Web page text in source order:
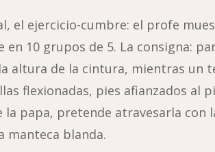
el ejercicio-cumbre: el profe
en 10 grupos de 5. La consigna:
altura de la cintura, mientras un
flexionadas, pies afianzados al
la papa, pretende atravesarla con
manteca blanda.